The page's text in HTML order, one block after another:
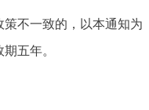
不一致的，以本通知为
五年。